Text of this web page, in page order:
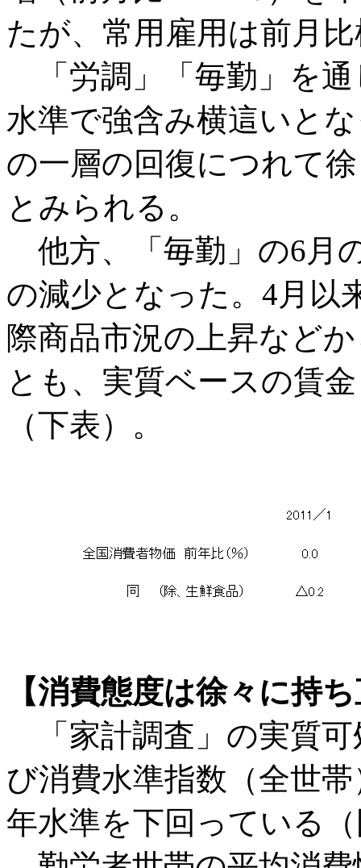
たが、常用雇用は前月
「労調」「毎勤」を通
水準で強含み横這いと
の一層の回復につれて
とみられる。
他方、「毎勤」の6月
の減少となった。4月以
際商品市況の上昇など
とも、実質ベースの賃
（下表）。
【消費態度は徐々に持
「家計調査」の実質可
び消費水準指数（全世
年水準を下回っている